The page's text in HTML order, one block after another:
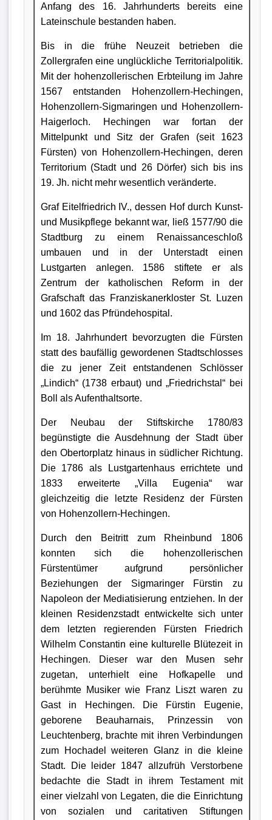
Anfang des 16. Jahrhunderts bereits eine
Lateinschule bestanden haben.
Bis in die frühe Neuzeit betrieben die
Zollergrafen eine unglückliche Territorialpolitik.
Mit der hohenzollerischen Erbteilung im Jahre
1567 entstanden Hohenzollern-Hechingen,
Hohenzollern-Sigmaringen und Hohenzollern-
Haigerloch. Hechingen war fortan der
Mittelpunkt und Sitz der Grafen (seit 1623
Fürsten) von Hohenzollern-Hechingen, deren
Territorium (Stadt und 26 Dörfer) sich bis ins
19. Jh. nicht mehr wesentlich veränderte.
Graf Eitelfriedrich IV., dessen Hof durch Kunst-
und Musikpflege bekannt war, ließ 1577/90 die
Stadtburg zu einem Renaissanceschloß
umbauen und in der Unterstadt einen
Lustgarten anlegen. 1586 stiftete er als
Zentrum der katholischen Reform in der
Grafschaft das Franziskanerkloster St. Luzen
und 1602 das Pfründehospital.
Im 18. Jahrhundert bevorzugten die Fürsten
statt des baufällig gewordenen Stadtschlosses
die zu jener Zeit entstandenen Schlösser
„Lindich“ (1738 erbaut) und „Friedrichstal“ bei
Boll als Aufenthaltsorte.
Der Neubau der Stiftskirche 1780/83
begünstigte die Ausdehnung der Stadt über
den Obertorplatz hinaus in südlicher Richtung.
Die 1786 als Lustgartenhaus errichtete und
1833 erweiterte „Villa Eugenia“ war
gleichzeitig die letzte Residenz der Fürsten
von Hohenzollern-Hechingen.
Durch den Beitritt zum Rheinbund 1806
konnten sich die hohenzollerischen
Fürstentümer aufgrund persönlicher
Beziehungen der Sigmaringer Fürstin zu
Napoleon der Mediatisierung entziehen. In der
kleinen Residenzstadt entwickelte sich unter
dem letzten regierenden Fürsten Friedrich
Wilhelm Constantin eine kulturelle Blütezeit in
Hechingen. Dieser war den Musen sehr
zugetan, unterhielt eine Hofkapelle und
berühmte Musiker wie Franz Liszt waren zu
Gast in Hechingen. Die Fürstin Eugenie,
geborene Beauharnais, Prinzessin von
Leuchtenberg, brachte mit ihren Verbindungen
zum Hochadel weiteren Glanz in die kleine
Stadt. Die leider 1847 allzufrüh Verstorbene
bedachte die Stadt in ihrem Testament mit
einer vielzahl von Legaten, die die Einrichtung
von sozialen und caritativen Stiftungen